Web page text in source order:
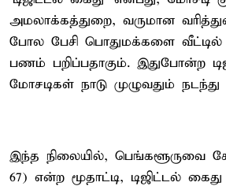
அமலாக்கத்துறை, வருமான
போல பேசி பொதுமக்களை வீட்டில்
பணம் பறிப்பதாகும். இதுபோன்ற
மோசடிகள் நாடு முழுவதும்
இந்த நிலையில், பெங்களூருவை
67) என்ற மூதாட்டி, டிஜிட்டல்